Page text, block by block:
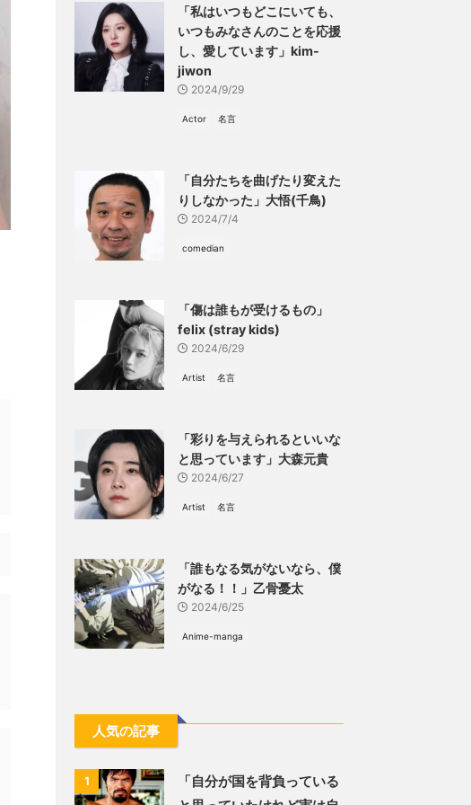
「私はいつもどこにいても、
いつもみなさんのことを応援
し、愛しています」kim-
jiwon
2024/9/29
Actor 名言
「自分たちを曲げたり変えた
りしなかった」大悟(千鳥)
2024/7/4
comedian
「傷は誰もが受けるもの」
felix (stray kids)
2024/6/29
Artist 名言
「彩りを与えられるといいな
と思っています」大森元貴
2024/6/27
Artist 名言
「誰もなる気がないなら、僕
がなる！！」乙骨憂太
2024/6/25
Anime-manga
人気の記事
1
「自分が国を背負っている